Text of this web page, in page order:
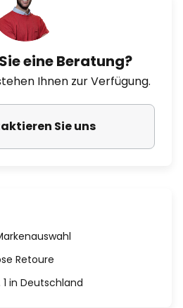
eine Beratung?
Ihnen zur Verfügung.
Sie uns
Retoure
1 in Deutschland